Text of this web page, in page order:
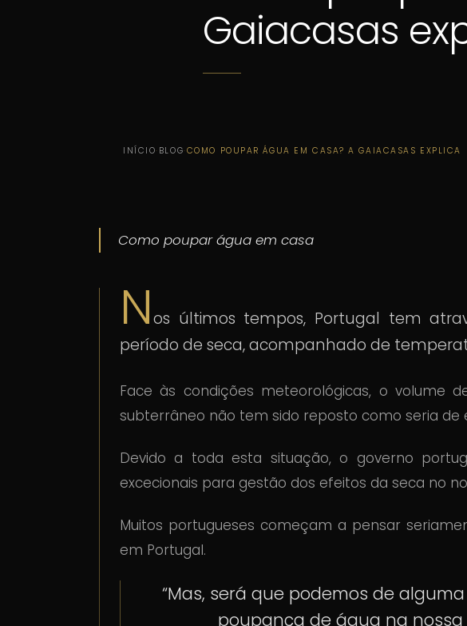
Gaiacasas
INÍCIO· BLOG·COMO POUPAR ÁGUA EM CASA? A GAIACASAS EXPLICA
Como poupar água em casa
Nos últimos tempos, Portugal tem
período de seca, acompanhado de
Face às condições meteorológicas, o volume
subterrâneo não tem sido reposto como seria de
Devido a toda esta situação, o governo
excecionais para gestão dos efeitos da seca no
Muitos portugueses começam a pensar
em Portugal.
“Mas, será que podemos de
poupança de água na nossa